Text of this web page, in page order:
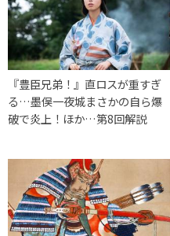
『豊臣兄弟！』直ロスが重すぎ
る…墨俣一夜城まさかの自ら爆
破で炎上！ほか…第8回解説